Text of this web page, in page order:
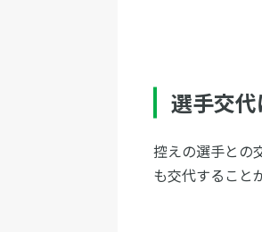
選手交
控えの選手との
も交代すること